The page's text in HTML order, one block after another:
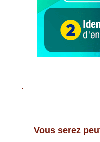
Vous serez